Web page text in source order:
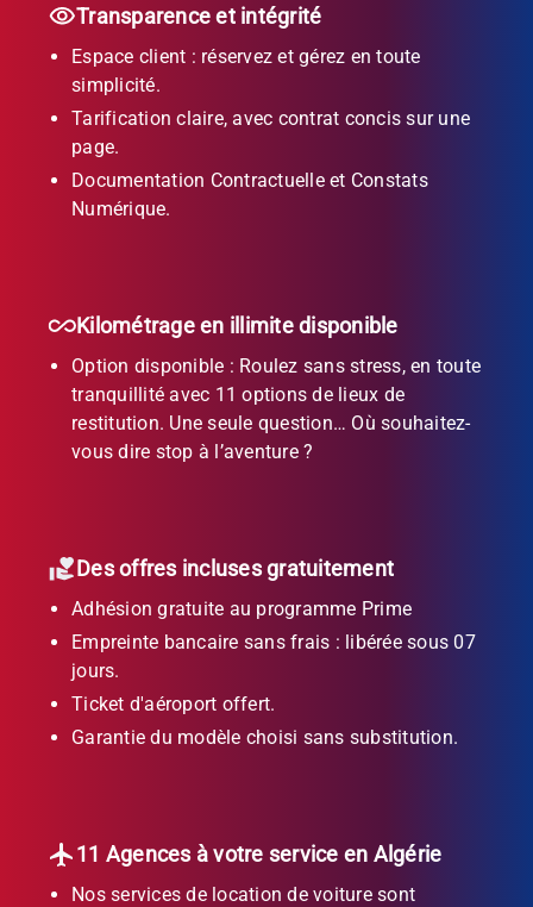
Transparence et intégrité
Espace client : réservez et gérez en toute
simplicité.
Tarification claire, avec contrat concis sur une
page.
Documentation Contractuelle et Constats
Numérique.
Kilométrage en illimite disponible
Option disponible : Roulez sans stress, en toute
tranquillité avec 11 options de lieux de
restitution. Une seule question… Où souhaitez-
vous dire stop à l’aventure ?
Des offres incluses gratuitement
Adhésion gratuite au programme Prime
Empreinte bancaire sans frais : libérée sous 07
jours.
Ticket d'aéroport offert.
Garantie du modèle choisi sans substitution.
11 Agences à votre service en Algérie
Nos services de location de voiture sont